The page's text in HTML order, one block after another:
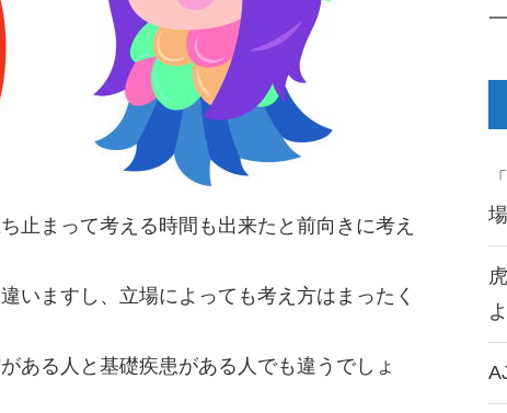
止まって考える時間も出来たと前向きに考え
いますし、立場によっても考え方はまったく
ある人と基礎疾患がある人でも違うでしょ